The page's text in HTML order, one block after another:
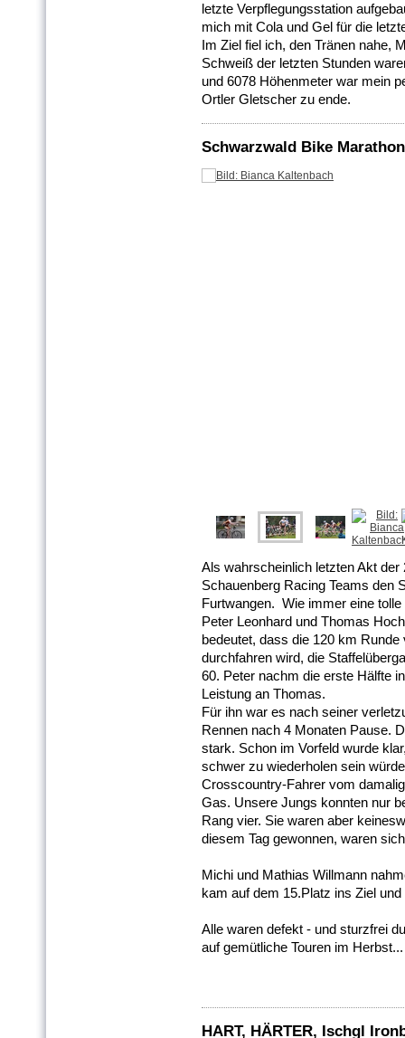
letzte Verpflegungsstation
mich mit Cola und Gel für die
Im Ziel fiel ich, den Tränen nahe,
Schweiß der letzten Stunden
und 6078 Höhenmeter war mein
Ortler Gletscher zu ende.
Schwarzwald Bike
Als wahrscheinlich letzten Akt
Schauenberg Racing Teams den
Furtwangen. Wie immer eine
Peter Leonhard und Thomas
bedeutet, dass die 120 km
durchfahren wird, die
60. Peter nachm die erste Hälfte
Leistung an Thomas.
Für ihn war es nach seiner
Rennen nach 4 Monaten Pause.
stark. Schon im Vorfeld wurde
schwer zu wiederholen sein
Crosscountry-Fahrer vom
Gas. Unsere Jungs konnten nur
Rang vier. Sie waren aber
diesem Tag gewonnen, waren
Michi und Mathias Willmann
kam auf dem 15.Platz ins Ziel
Alle waren defekt - und sturzfrei
auf gemütliche Touren im Herbst...
HART, HÄRTER, Ischgl